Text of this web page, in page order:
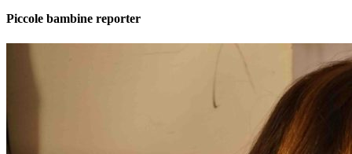
Piccole bambine reporter